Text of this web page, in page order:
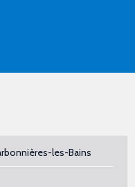
les-Bains